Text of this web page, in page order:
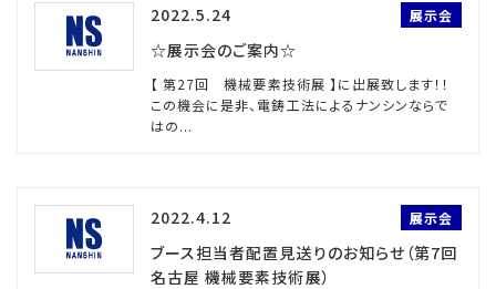
展示会
2022.5.24
☆展示会のご案内☆
【 第27回 機械要素技術展 】に出展致します！！
この機会に是非、電鋳工法によるナンシンならで
はの...
展示会
2022.4.12
ブース担当者配置見送りのお知らせ（第7回
名古屋 機械要素技術展）